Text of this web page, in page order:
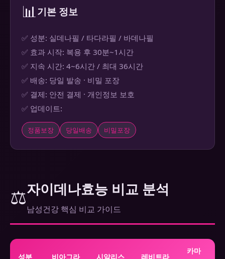
📊기본 정보
✅ 성분: 실데나필 / 타다라필 / 바데나필
✅ 효과 시작: 복용 후 30분~1시간
✅ 지속 시간: 4~6시간 / 최대 36시간
✅ 배송: 당일 발송 · 비밀 포장
✅ 결제: 안전 결제 · 개인정보 보호
✅ 업데이트:
정품보장 당일배송 비밀포장
⚖️자이데나효능 비교 분석
남성건강 핵심 비교 가이드
성분 비아그라 시알리스 레비트라
카마